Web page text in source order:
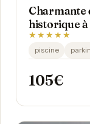
Charmante
historique
★★★★★
piscine
105€